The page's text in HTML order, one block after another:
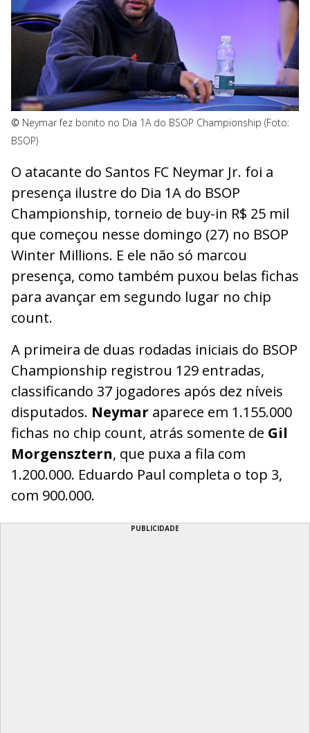
© Neymar fez bonito no Dia 1A do BSOP Championship (Foto:
BSOP)
O atacante do Santos FC Neymar Jr. foi a
presença ilustre do Dia 1A do BSOP
Championship, torneio de buy-in R$ 25 mil
que começou nesse domingo (27) no BSOP
Winter Millions. E ele não só marcou
presença, como também puxou belas fichas
para avançar em segundo lugar no chip
count.
A primeira de duas rodadas iniciais do BSOP
Championship registrou 129 entradas,
classificando 37 jogadores após dez níveis
disputados. Neymar aparece em 1.155.000
fichas no chip count, atrás somente de Gil
Morgensztern, que puxa a fila com
1.200.000. Eduardo Paul completa o top 3,
com 900.000.
PUBLICIDADE